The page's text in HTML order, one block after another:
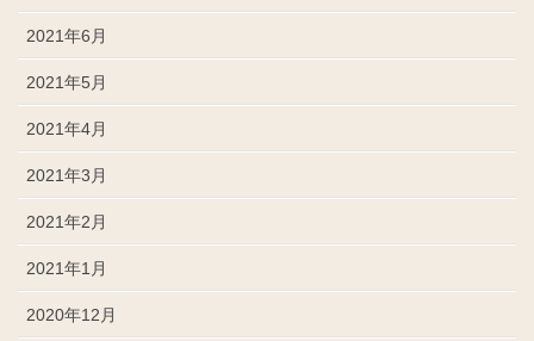
2021年6月
2021年5月
2021年4月
2021年3月
2021年2月
2021年1月
2020年12月